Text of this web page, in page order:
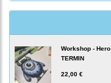
Workshop -
TERMIN
22,00 €